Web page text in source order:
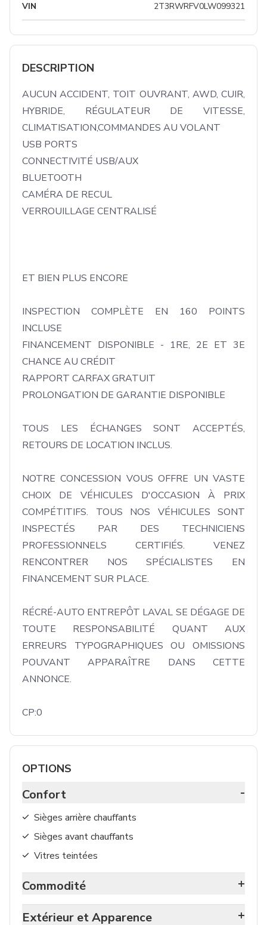
VIN 2T3RWRFV0LW099321
DESCRIPTION
AUCUN ACCIDENT, TOIT OUVRANT, AWD, CUIR,
HYBRIDE, RÉGULATEUR DE VITESSE,
CLIMATISATION,COMMANDES AU VOLANT
USB PORTS
CONNECTIVITÉ USB/AUX
BLUETOOTH
CAMÉRA DE RECUL
VERROUILLAGE CENTRALISÉ
ET BIEN PLUS ENCORE
INSPECTION COMPLÈTE EN 160 POINTS
INCLUSE
FINANCEMENT DISPONIBLE - 1RE, 2E ET 3E
CHANCE AU CRÉDIT
RAPPORT CARFAX GRATUIT
PROLONGATION DE GARANTIE DISPONIBLE
TOUS LES ÉCHANGES SONT ACCEPTÉS,
RETOURS DE LOCATION INCLUS.
NOTRE CONCESSION VOUS OFFRE UN VASTE
CHOIX DE VÉHICULES D'OCCASION À PRIX
COMPÉTITIFS. TOUS NOS VÉHICULES SONT
INSPECTÉS PAR DES TECHNICIENS
PROFESSIONNELS CERTIFIÉS. VENEZ
RENCONTRER NOS SPÉCIALISTES EN
FINANCEMENT SUR PLACE.
RÉCRÉ-AUTO ENTREPÔT LAVAL SE DÉGAGE DE
TOUTE RESPONSABILITÉ QUANT AUX
ERREURS TYPOGRAPHIQUES OU OMISSIONS
POUVANT APPARAÎTRE DANS CETTE
ANNONCE.
CP:0
OPTIONS
Confort -
Sièges arrière chauffants
Sièges avant chauffants
Vitres teintées
Commodité +
Extérieur et Apparence +